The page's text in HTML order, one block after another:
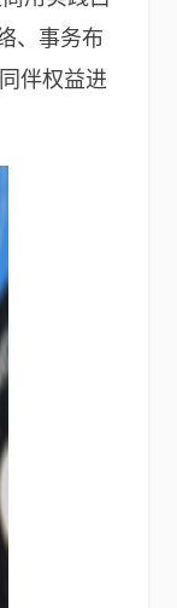
、事务布
伴权益进